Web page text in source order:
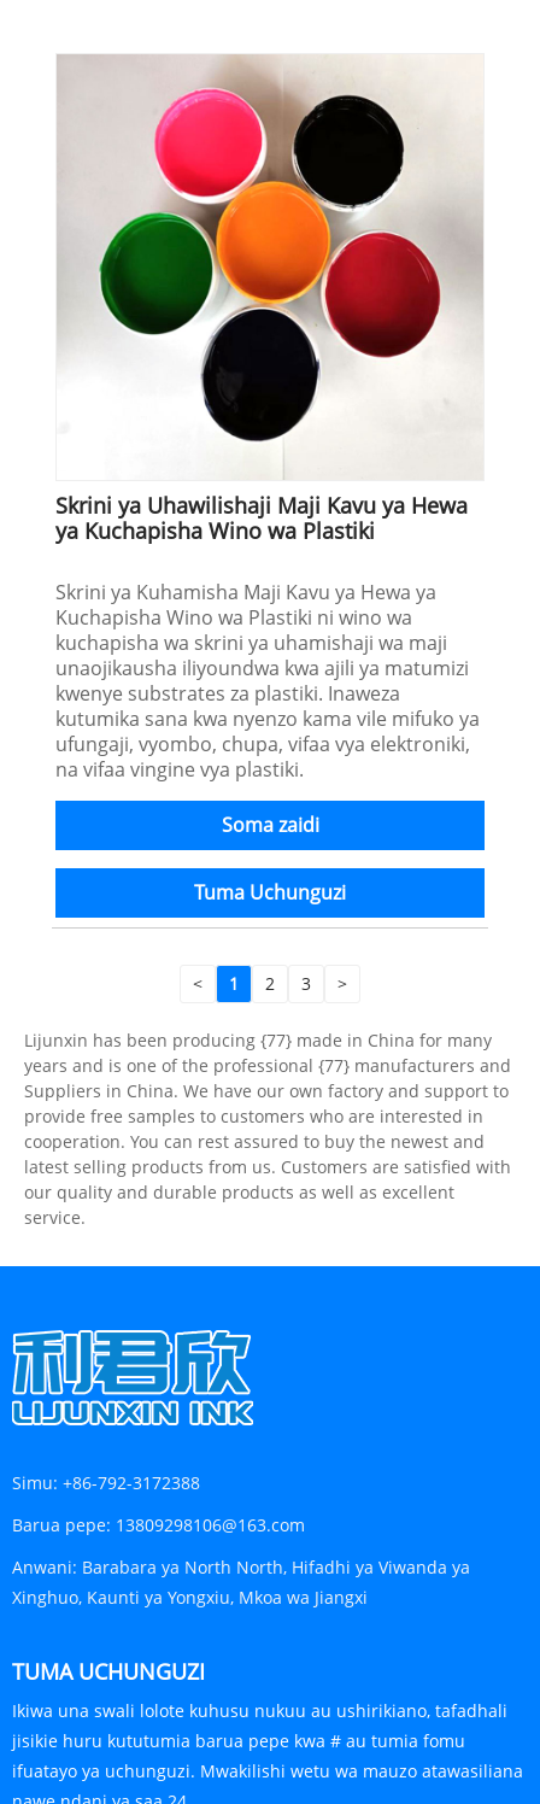
Skrini ya Uhawilishaji Maji Kavu ya Hewa
ya Kuchapisha Wino wa Plastiki
Skrini ya Kuhamisha Maji Kavu ya Hewa ya
Kuchapisha Wino wa Plastiki ni wino wa
kuchapisha wa skrini ya uhamishaji wa maji
unaojikausha iliyoundwa kwa ajili ya matumizi
kwenye substrates za plastiki. Inaweza
kutumika sana kwa nyenzo kama vile mifuko ya
ufungaji, vyombo, chupa, vifaa vya elektroniki,
na vifaa vingine vya plastiki.
Soma zaidi
Tuma Uchunguzi
< 1 2 3 >
Lijunxin has been producing {77} made in China for many
years and is one of the professional {77} manufacturers and
Suppliers in China. We have our own factory and support to
provide free samples to customers who are interested in
cooperation. You can rest assured to buy the newest and
latest selling products from us. Customers are satisfied with
our quality and durable products as well as excellent
service.
Simu: +86-792-3172388
Barua pepe: 13809298106@163.com
Anwani: Barabara ya North North, Hifadhi ya Viwanda ya
Xinghuo, Kaunti ya Yongxiu, Mkoa wa Jiangxi
TUMA UCHUNGUZI
Ikiwa una swali lolote kuhusu nukuu au ushirikiano, tafadhali
jisikie huru kututumia barua pepe kwa # au tumia fomu
ifuatayo ya uchunguzi. Mwakilishi wetu wa mauzo atawasiliana